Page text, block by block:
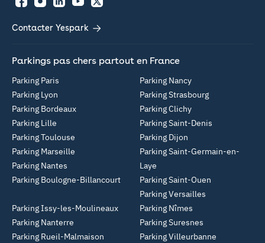
FacebookInstagramLinkedInYouTubeTwitter
Contacter Yespark
Parkings pas chers partout en France
Parking Paris
Parking Lyon
Parking Bordeaux
Parking Lille
Parking Toulouse
Parking Marseille
Parking Nantes
Parking Boulogne-Billancourt
Parking Nancy
Parking Strasbourg
Parking Clichy
Parking Saint-Denis
Parking Dijon
Parking Saint-Germain-en-
Laye
Parking Saint-Ouen
Parking Versailles
Parking Issy-les-Moulineaux
Parking Nanterre
Parking Rueil-Malmaison
Parking Nîmes
Parking Suresnes
Parking Villeurbanne